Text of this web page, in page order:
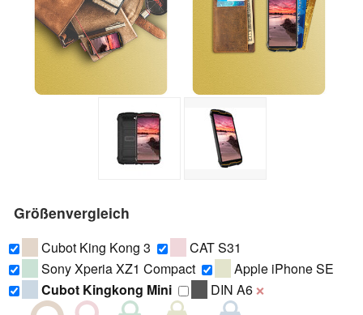
Größenvergleich
Cubot King Kong 3
CAT S31
Sony Xperia XZ1 Compact
Apple iPhone SE
Cubot Kingkong Mini
DIN A6 ❌